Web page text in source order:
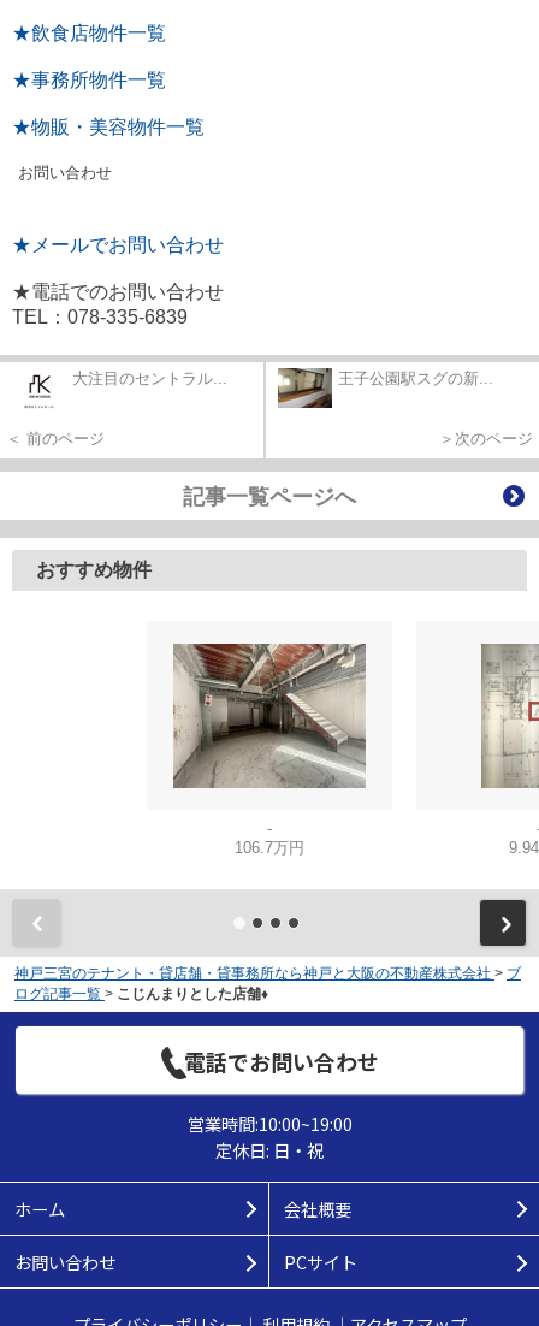
★飲食店物件一覧
★事務所物件一覧
★物販・美容物件一覧
お問い合わせ
★メールでお問い合わせ
★電話でのお問い合わせ
TEL：078-335-6839
大注目のセントラル...
＜ 前のページ
王子公園駅スグの新...
＞次のページ
記事一覧ページへ
おすすめ物件
-
106.7万円
神戸三宮のテナント・貸店舗・貸事務所なら神戸と大阪の不動産株式会社 > ブ
ログ記事一覧 > こじんまりとした店舗♦
電話でお問い合わせ
営業時間:10:00~19:00
定休日: 日・祝
ホーム 会社概要
お問い合わせ PCサイト